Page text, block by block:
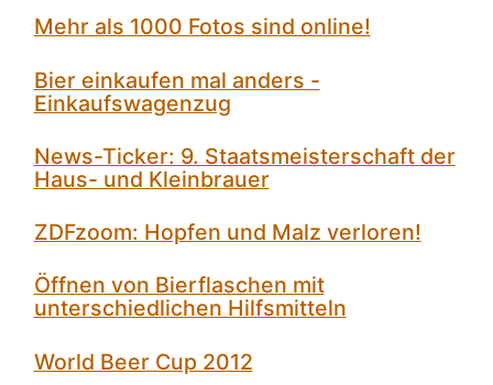
Mehr als 1000 Fotos sind online!
Bier einkaufen mal anders -
Einkaufswagenzug
News-Ticker: 9. Staatsmeisterschaft der
Haus- und Kleinbrauer
ZDFzoom: Hopfen und Malz verloren!
Öffnen von Bierflaschen mit
unterschiedlichen Hilfsmitteln
World Beer Cup 2012